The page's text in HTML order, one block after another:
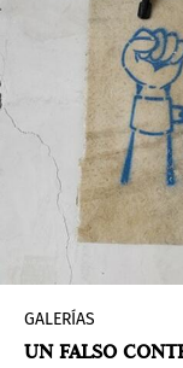
GALERÍAS
UN FALSO